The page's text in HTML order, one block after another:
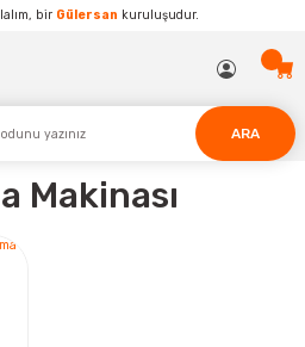
bir Gülersan kuruluşudur.
ARA
Makinası